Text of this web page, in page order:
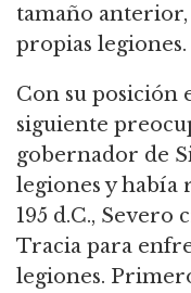
tamaño
propias legiones.
Con su posición
siguiente
gobernador de
legiones y había
195 d.C., Severo
Tracia para
legiones.